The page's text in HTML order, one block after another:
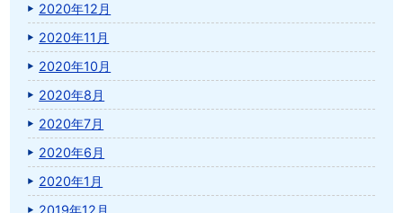
2020年12月
2020年11月
2020年10月
2020年8月
2020年7月
2020年6月
2020年1月
2019年12月